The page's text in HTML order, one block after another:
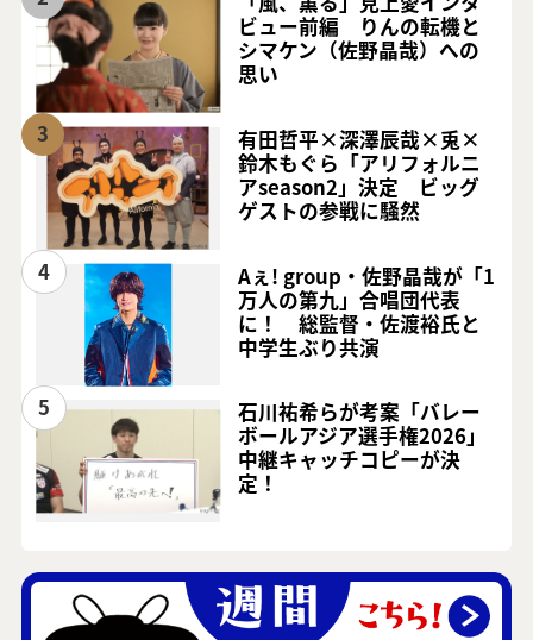
ビュー前編 りんの転機と
シマケン（佐野晶哉）への
思い
3
有田哲平×深澤辰哉×兎×
鈴木もぐら「アリフォルニ
アseason2」決定 ビッグ
ゲストの参戦に騒然
4
Aぇ! group・佐野晶哉が「1
万人の第九」合唱団代表
に！ 総監督・佐渡裕氏と
中学生ぶり共演
5
石川祐希らが考案「バレー
ボールアジア選手権2026」
中継キャッチコピーが決
定！